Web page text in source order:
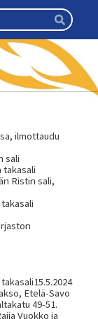
Haku
Hae
ilmottaudu
sali
takasali
Ristin sali,
Etelä-Savo
49-51.
Vuokko ja